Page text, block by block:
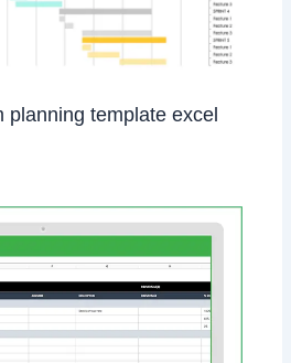
planning template excel